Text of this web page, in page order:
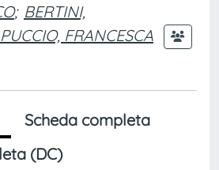
; BERTINI,
FRANCESCA
Scheda completa
(DC)